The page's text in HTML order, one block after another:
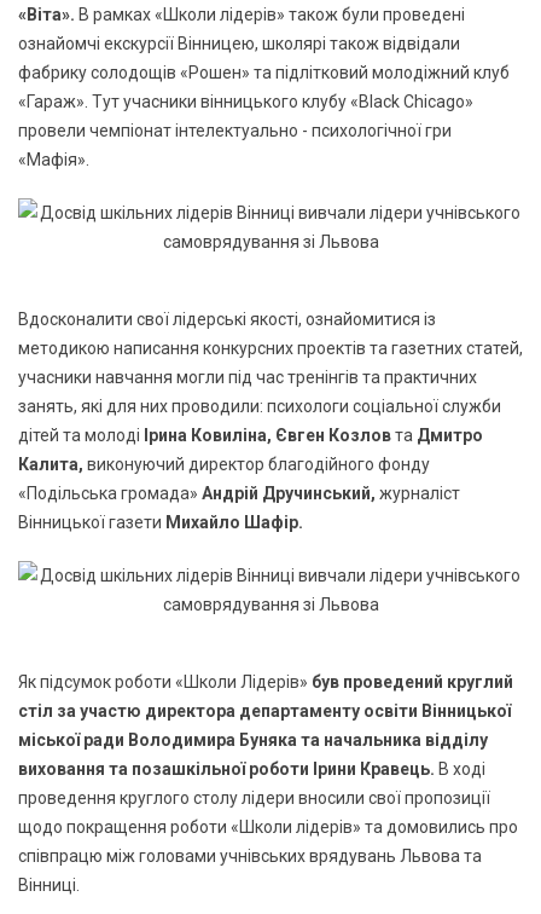
«Віта». В рамках «Школи лідерів» також були проведені
ознайомчі екскурсії Вінницею, школярі також відвідали
фабрику солодощів «Рошен» та підлітковий молодіжний клуб
«Гараж». Тут учасники вінницького клубу «Black Chicago»
провели чемпіонат інтелектуально - психологічної гри
«Мафія».
Вдосконалити свої лідерські якості, ознайомитися із
методикою написання конкурсних проектів та газетних статей,
учасники навчання могли під час тренінгів та практичних
занять, які для них проводили: психологи соціальної служби
дітей та молоді Ірина Ковиліна, Євген Козловта Дмитро
Калита, виконуючий директор благодійного фонду
«Подільська громада» Андрій Дручинський, журналіст
Вінницької газети Михайло Шафір.
Як підсумок роботи «Школи Лідерів» був проведений круглий
стіл за участю директора департаменту освіти Вінницької
міської ради Володимира Буняка та начальника відділу
виховання та позашкільної роботи Ірини Кравець. В ході
проведення круглого столу лідери вносили свої пропозиції
щодо покращення роботи «Школи лідерів» та домовились про
співпрацю між головами учнівських врядувань Львова та
Вінниці.